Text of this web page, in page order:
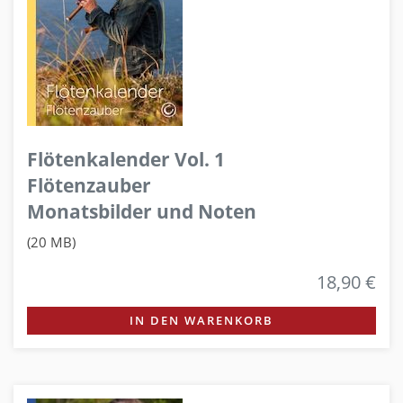
Flötenkalender Vol. 1
Flötenzauber
Monatsbilder und Noten
(20 MB)
18,90 €
IN DEN WARENKORB